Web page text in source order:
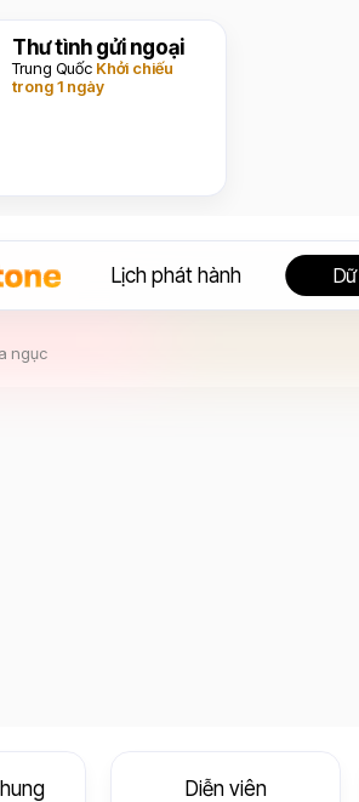
Thư tình gửi ngoại
Trung Quốc Khởi chiếu
trong 1 ngày
Lịch phát hành
ngục
Diễn viên